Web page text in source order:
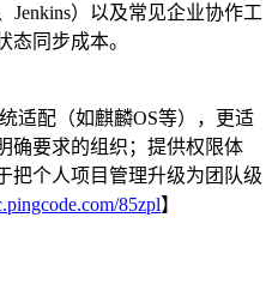
Jenkins）以及常见企业协作工
态同步成本。
适配（如麒麟OS等），更适
确要求的组织；提供权限体
把个人项目管理升级为团队级
85zpl】